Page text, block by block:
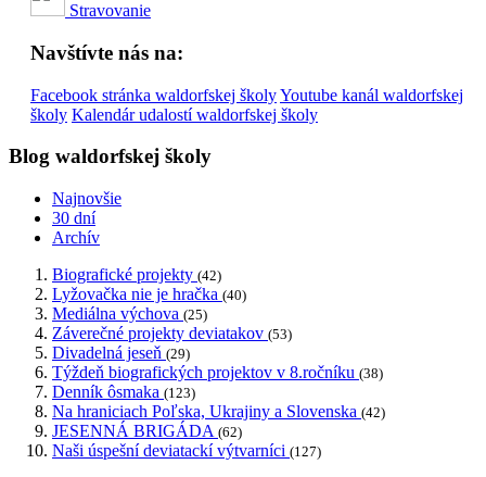
Stravovanie
Navštívte nás na:
Facebook stránka waldorfskej školyYoutube kanál waldorfskej
školy Kalendár udalostí waldorfskej školy
Blog waldorfskej školy
Najnovšie
30 dní
Archív
Biografické projekty (42)
Lyžovačka nie je hračka (40)
Mediálna výchova (25)
Záverečné projekty deviatakov (53)
Divadelná jeseň (29)
Týždeň biografických projektov v 8.ročníku (38)
Denník ôsmaka (123)
Na hraniciach Poľska, Ukrajiny a Slovenska (42)
JESENNÁ BRIGÁDA (62)
Naši úspešní deviatackí výtvarníci (127)